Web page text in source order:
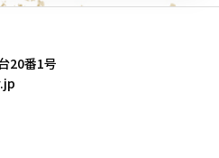
20番1号